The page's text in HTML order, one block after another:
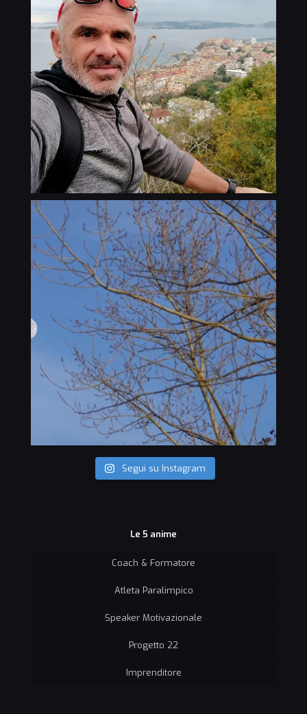
Segui su Instagram
Le 5 anime
Coach & Formatore
Atleta Paralimpico
Speaker Motivazionale
Progetto 22
Imprenditore